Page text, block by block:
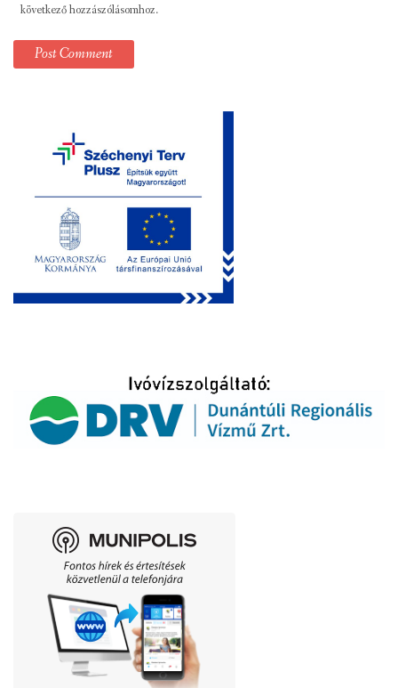
következő hozzászólásomhoz.